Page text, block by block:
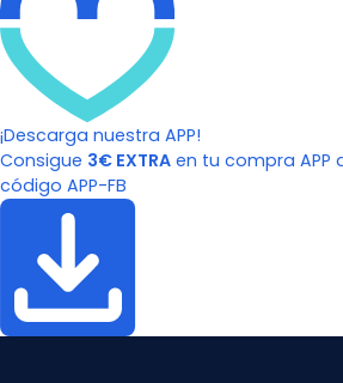
¡Descarga nuestra APP!
Consigue 3€ EXTRA en tu compra APP
código APP-FB